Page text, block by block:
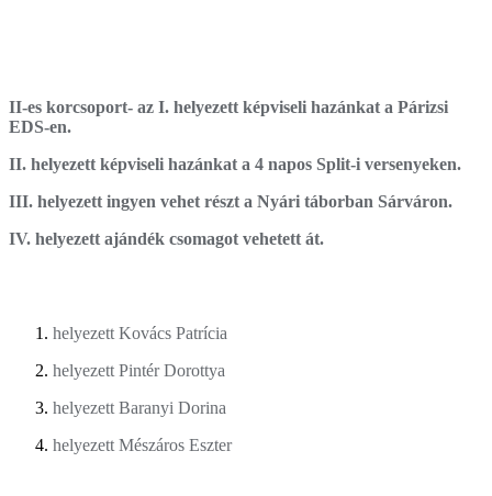
II-es korcsoport- az I. helyezett képviseli hazánkat a Párizsi
EDS-en.
II. helyezett képviseli hazánkat a 4 napos Split-i versenyeken.
III. helyezett ingyen vehet részt a Nyári táborban Sárváron.
IV. helyezett ajándék csomagot vehetett át.
helyezett Kovács Patrícia
helyezett Pintér Dorottya
helyezett Baranyi Dorina
helyezett Mészáros Eszter